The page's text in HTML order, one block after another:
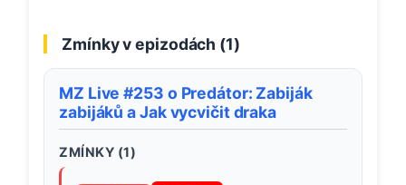
Zmínky v epizodách (1)
MZ Live #253 o Predátor: Zabiják
zabijáků a Jak vycvičit draka
ZMÍNKY (1)